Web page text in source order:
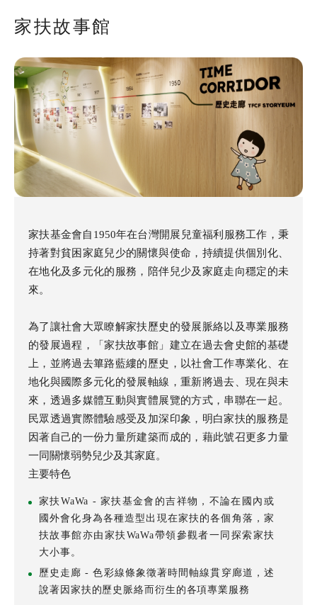
家扶故事館
家扶基金會自1950年在台灣開展兒童福利服務工作，秉
持著對貧困家庭兒少的關懷與使命，持續提供個別化、
在地化及多元化的服務，陪伴兒少及家庭走向穩定的未
來。
為了讓社會大眾瞭解家扶歷史的發展脈絡以及專業服務
的發展過程，「家扶故事館」建立在過去會史館的基礎
上，並將過去篳路藍縷的歷史，以社會工作專業化、在
地化與國際多元化的發展軸線，重新將過去、現在與未
來，透過多媒體互動與實體展覽的方式，串聯在一起。
民眾透過實際體驗感受及加深印象，明白家扶的服務是
因著自己的一份力量所建築而成的，藉此號召更多力量
一同關懷弱勢兒少及其家庭。
主要特色
家扶WaWa - 家扶基金會的吉祥物，不論在國內或
國外會化身為各種造型出現在家扶的各個角落，家
扶故事館亦由家扶WaWa帶領參觀者一同探索家扶
大小事。
歷史走廊 - 色彩線條象徵著時間軸線貫穿廊道，述
說著因家扶的歷史脈絡而衍生的各項專業服務